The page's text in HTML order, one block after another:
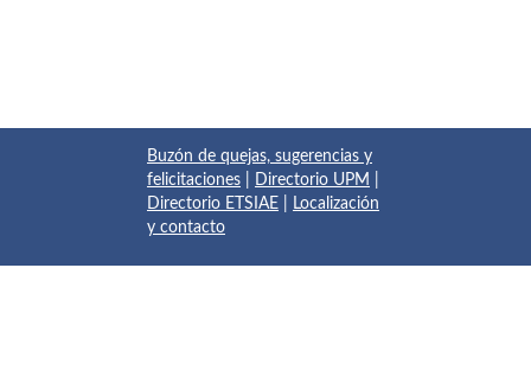
Buzón de quejas, sugerencias y
felicitaciones
Directorio UPM
Directorio ETSIAE
Localización
y contacto